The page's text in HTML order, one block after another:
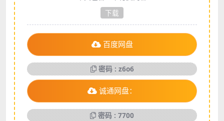
下载
百度网盘
密码 : z6o6
诚通网盘：
密码 : 7700